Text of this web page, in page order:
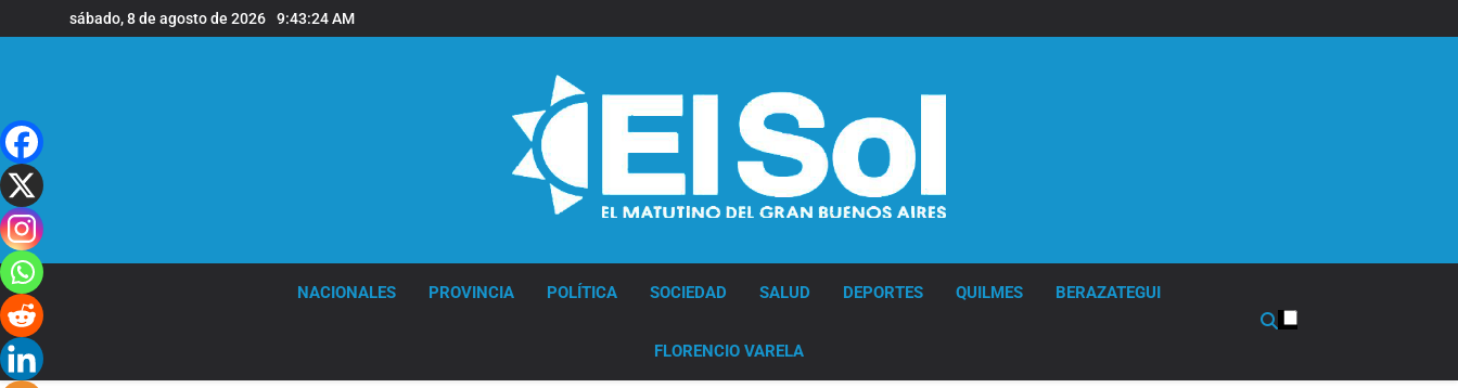
al
sábado, 8 de agosto de 2026 9:43:25 AM
NACIONALES PROVINCIA POLÍTICA SOCIEDAD SALUD DEPORTES QUILMES BERAZATEGUI
FLORENCIO VARELA